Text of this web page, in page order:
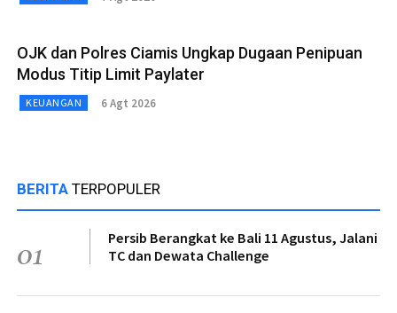
OJK dan Polres Ciamis Ungkap Dugaan Penipuan
Modus Titip Limit Paylater
KEUANGAN 6 Agt 2026
BERITA TERPOPULER
01
Persib Berangkat ke Bali 11 Agustus, Jalani
TC dan Dewata Challenge